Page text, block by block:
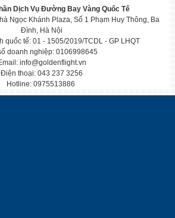
Dịch Vụ Đường Bay Vàng Quốc Tế
Ngọc Khánh Plaza, Số 1 Phạm Huy Thông, Ba
Đình, Hà Nội
quốc tế: 01 - 1505/2019/TCDL - GP LHQT
doanh nghiệp: 0106998645
info@goldenflight.vn
Điện thoại: 043 237 3256
Hotline: 0975513886